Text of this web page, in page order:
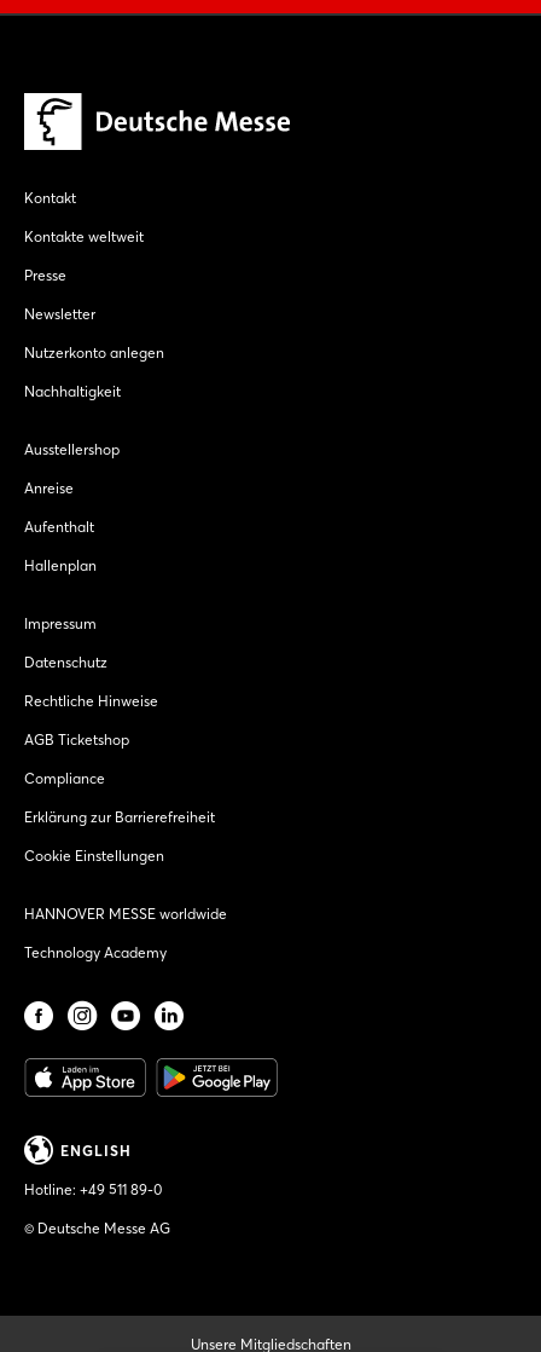
Kontakt
Kontakte weltweit
Presse
Newsletter
Nutzerkonto anlegen
Nachhaltigkeit
Ausstellershop
Anreise
Aufenthalt
Hallenplan
Impressum
Datenschutz
Rechtliche Hinweise
AGB Ticketshop
Compliance
Erklärung zur Barrierefreiheit
Cookie Einstellungen
HANNOVER MESSE worldwide
Technology Academy
ENGLISH
Hotline: +49 511 89-0
© Deutsche Messe AG
Unsere Mitgliedschaften